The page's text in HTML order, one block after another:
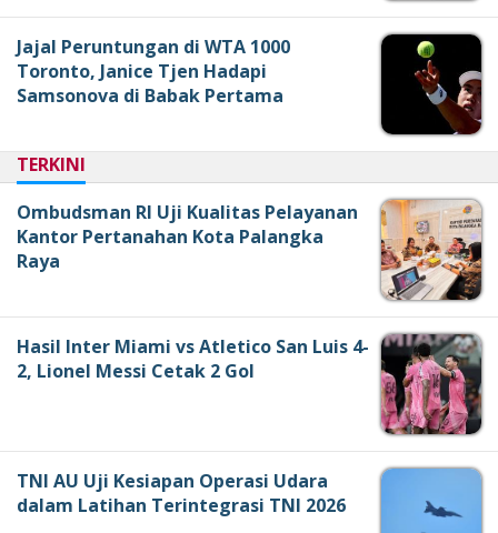
Jajal Peruntungan di WTA 1000
Toronto, Janice Tjen Hadapi
Samsonova di Babak Pertama
TERKINI
Ombudsman RI Uji Kualitas Pelayanan
Kantor Pertanahan Kota Palangka
Raya
Hasil Inter Miami vs Atletico San Luis 4-
2, Lionel Messi Cetak 2 Gol
TNI AU Uji Kesiapan Operasi Udara
dalam Latihan Terintegrasi TNI 2026